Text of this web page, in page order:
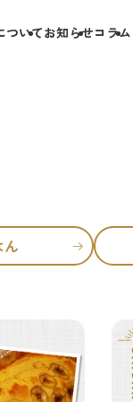
ついてお知らせコラム
ん